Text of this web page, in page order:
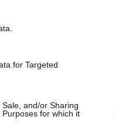
for Targeted
and/or Sharing
for which it
romenos